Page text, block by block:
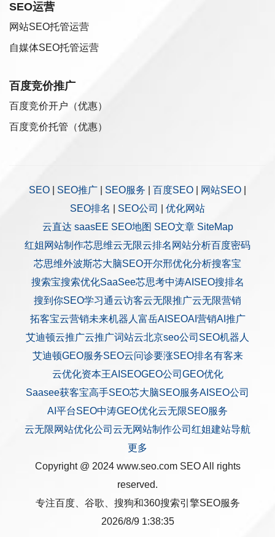
SEO运营
网站SEO托管运营
自媒体SEO托管运营
百度竞价推广
百度竞价开户（优惠）
百度竞价托管（优惠）
SEO SEO推广 SEO服务 百度SEO 网站SEO
SEO排名
SEO公司
优化网站
云直达 saasEE SEO地图 SEO文章 SiteMap
红姐网站制作芯思维云无限云排名 网站分析百度密码
芯思维外波斯芯大脑SEO开尔邢优化分析搜客宝
搜索宝搜索优化SaaSee芯思考中涛AISEO搜排名
搜到你SEO学习通云访客云无限推广云无限营销
拓客宝云营销未来机器人 富岳AISEOAI营销AI推广
艾迪顿云推广云推广词站云北京seo公司 SEO机器人
艾迪顿GEO服务SEO云问诊要涨SEO排名有客来
云优化资本王AISEOGEO公司 GEO优化
Saasee获客宝高手SEO芯大脑SEO服务AISEO公司
AI平台SEO中涛GEO优化云无限SEO服务
云无限网站优化公司 云无网站制作公司 红姐建站导航
更多
Copyright @ 2024 www.seo.com SEOAll rights
reserved.
专注百度、谷歌、搜狗和360搜索引擎SEO服务
2026/8/9 1:38:35